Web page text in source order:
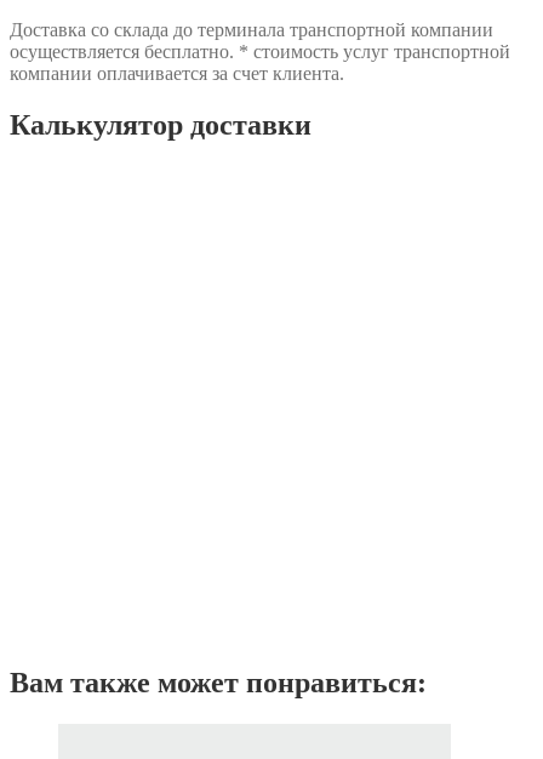
Доставка со склада до терминала транспортной компании
осуществляется бесплатно. * стоимость услуг транспортной
компании оплачивается за счет клиента.
Калькулятор доставки
Вам также может понравиться: